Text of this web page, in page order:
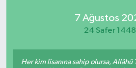
7 Ağustos
24 Safer 1448
Her kim lisanına sahip olursa, Allâhü
Son Dakika Haberleri
Haber Arşivi